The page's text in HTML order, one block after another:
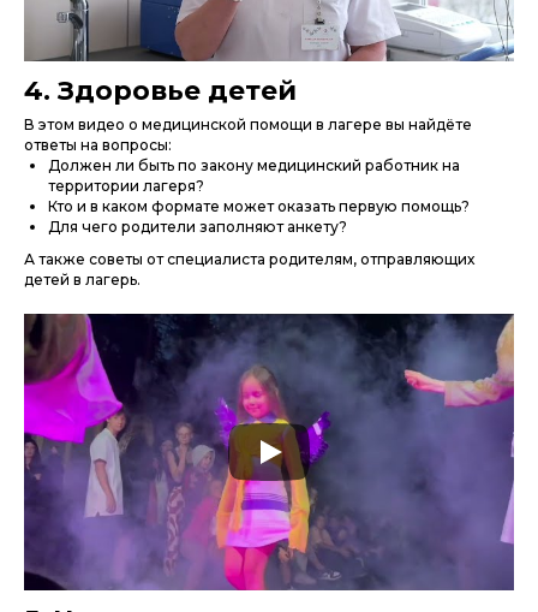
4. Здоровье детей
В этом видео о медицинской помощи в лагере вы найдёте
ответы на вопросы:
Должен ли быть по закону медицинский работник на
территории лагеря?
Кто и в каком формате может оказать первую помощь?
Для чего родители заполняют анкету?
А также советы от специалиста родителям, отправляющих
детей в лагерь.